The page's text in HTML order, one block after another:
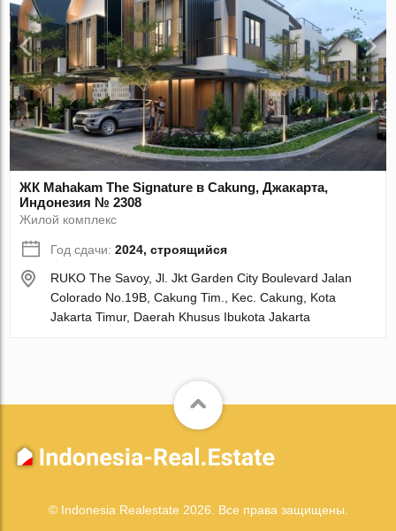
ЖК Mahakam The Signature в Cakung, Джакарта,
Индонезия № 2308
Жилой комплекс
Год сдачи:2024, строящийся
RUKO The Savoy, Jl. Jkt Garden City Boulevard Jalan
Colorado No.19B, Cakung Tim., Kec. Cakung, Kota
Jakarta Timur, Daerah Khusus Ibukota Jakarta
© Indonesia Realestate 2026. Все права защищены.